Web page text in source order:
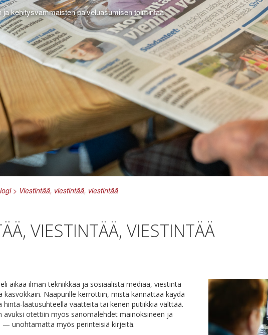
ja kehitysvammaisten palveluasumisen toimintaa
> Viestintää, viestintää, viestintää
VIESTINTÄÄ, VIESTINTÄÄ
ai­kaa il­man tek­niik­kaa ja so­si­aa­lis­ta me­di­aa, vies­tin­tä
kas­vok­kain. Naa­pu­ril­le ker­rot­tiin, mis­tä kan­nat­taa käy­dä
hin­ta-laa­tusuh­teel­la vaat­tei­ta tai ke­nen pu­tiik­kia vält­tää.
avuk­si otet­tiin myös sa­no­ma­leh­det mai­nok­si­neen ja
— unoh­ta­mat­ta myös pe­rin­tei­siä kirjeitä.